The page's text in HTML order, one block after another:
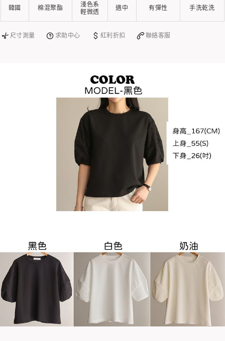
韓國 棉混聚酯
淺色系
輕微透
適中 有彈性 手洗乾洗
尺寸測量 求助中心 紅利折扣 聯絡客服